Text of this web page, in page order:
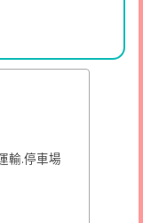
輸.停車場